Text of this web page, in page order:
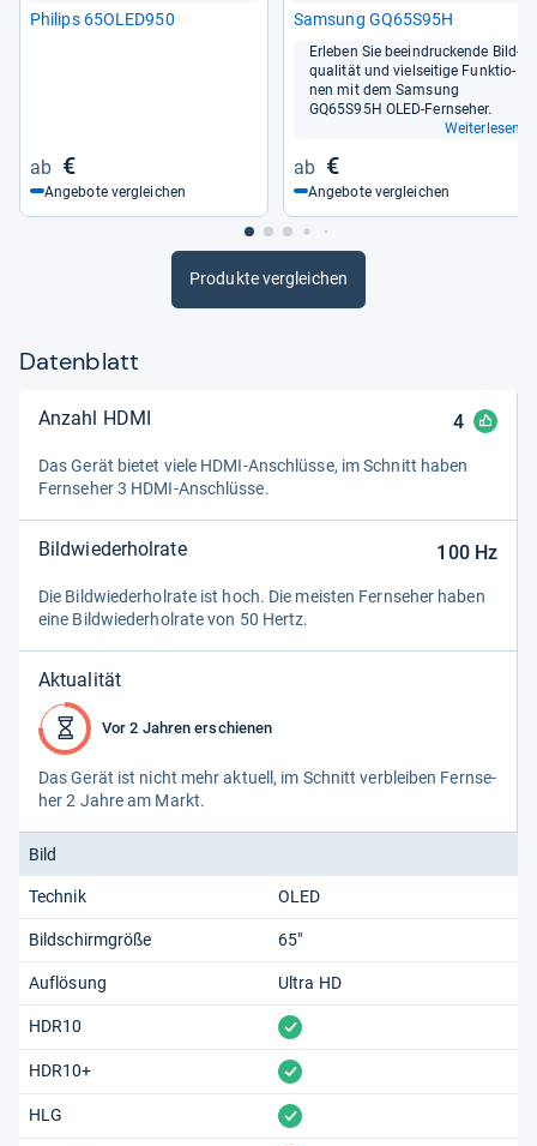
Phi­lips 65OLED950
€
Angebote vergleichen
Sam­sung GQ65S95H
Erle­ben Sie beein­dru­ckende Bild­
qua­li­tät und viel­sei­tige Funk­tio­
nen mit dem Sam­sung
GQ65S95H OLED-​Fern­se­her.
Weiterlesen
€
Angebote vergleichen
Produkte vergleichen
Datenblatt
Anzahl HDMI 4
Das Gerät bie­tet viele HDMI-​Anschlüsse, im Schnitt haben
Fern­se­her 3 HDMI-​Anschlüsse.
Bildwiederholrate 100Hz
Die Bild­wie­der­hol­rate ist hoch. Die meis­ten Fern­se­her haben
eine Bild­wie­der­hol­rate von 50 Hertz.
Aktualität
Vor 2 Jahren erschienen
Das Gerät ist nicht mehr aktu­ell, im Schnitt ver­blei­ben Fern­se­
her 2 Jahre am Markt.
Bild
Technik OLED
Bildschirmgröße 65"
Auflösung Ultra HD
HDR10 vorhanden
HDR10+ vorhanden
HLG vorhanden